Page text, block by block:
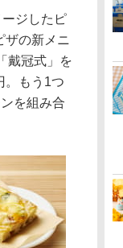
ジしたピ
ザの新メニ
戴冠式」を
。もう1つ
を組み合